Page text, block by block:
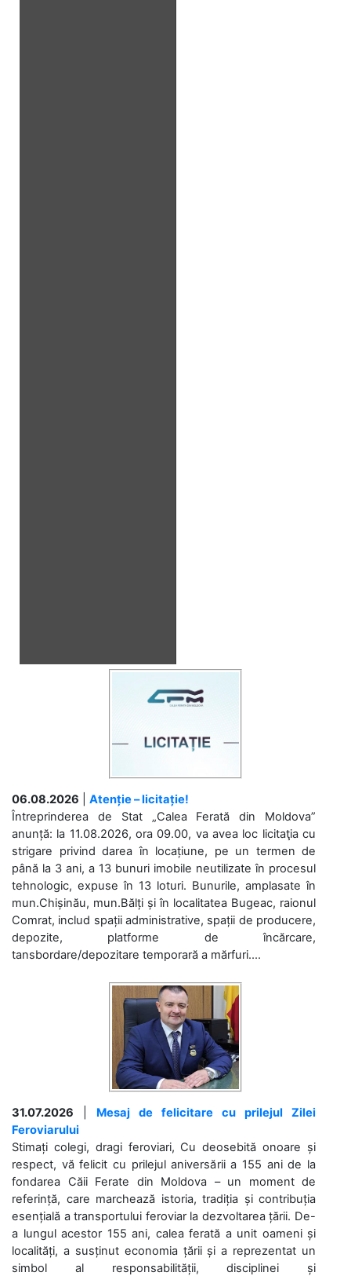
06.08.2026
Atenție – licitație!
Întreprinderea de Stat „Calea Ferată din Moldova”
anunță: la 11.08.2026, ora 09.00, va avea loc licitaţia cu
strigare privind darea în locațiune, pe un termen de
până la 3 ani, a 13 bunuri imobile neutilizate în procesul
tehnologic, expuse în 13 loturi. Bunurile, amplasate în
mun.Chișinău, mun.Bălți și în localitatea Bugeac, raionul
Comrat, includ spații administrative, spații de producere,
depozite, platforme de încărcare,
tansbordare/depozitare temporară a mărfuri....
31.07.2026
Mesaj de felicitare cu prilejul Zilei
Feroviarului
Stimați colegi, dragi feroviari, Cu deosebită onoare și
respect, vă felicit cu prilejul aniversării a 155 ani de la
fondarea Căii Ferate din Moldova – un moment de
referință, care marchează istoria, tradiția și contribuția
esențială a transportului feroviar la dezvoltarea țării. De-
a lungul acestor 155 ani, calea ferată a unit oameni și
localități, a susținut economia țării și a reprezentat un
simbol al responsabilității, disciplinei și